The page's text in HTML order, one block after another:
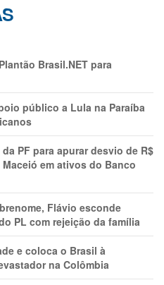
Brasil.NET para
público a Lula na Paraíba
PF para apurar desvio de R$
em ativos do Banco
Flávio esconde
PL com rejeição da família
e coloca o Brasil à
na Colômbia